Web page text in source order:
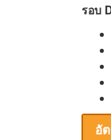
รอบ
อั